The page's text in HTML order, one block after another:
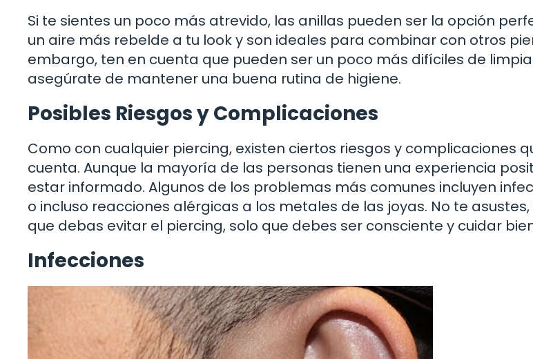
Si te sientes un poco más atrevido, las anillas pueden ser la opción
un aire más rebelde a tu look y son ideales para combinar con otros
embargo, ten en cuenta que pueden ser un poco más difíciles de
asegúrate de mantener una buena rutina de higiene.
Posibles Riesgos y Complicaciones
Como con cualquier piercing, existen ciertos riesgos y complicaciones
cuenta. Aunque la mayoría de las personas tienen una experiencia
estar informado. Algunos de los problemas más comunes incluyen
o incluso reacciones alérgicas a los metales de las joyas. No te
que debas evitar el piercing, solo que debes ser consciente y cuidar
Infecciones